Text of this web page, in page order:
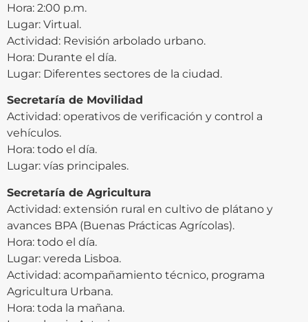
Hora: 2:00 p.m.
Lugar: Virtual.
Actividad: Revisión arbolado urbano.
Hora: Durante el día.
Lugar: Diferentes sectores de la ciudad.
Secretaría de Movilidad
Actividad: operativos de verificación y control a
vehículos.
Hora: todo el día.
Lugar: vías principales.
Secretaría de Agricultura
Actividad: extensión rural en cultivo de plátano y
avances BPA (Buenas Prácticas Agrícolas).
Hora: todo el día.
Lugar: vereda Lisboa.
Actividad: acompañamiento técnico, programa
Agricultura Urbana.
Hora: toda la mañana.